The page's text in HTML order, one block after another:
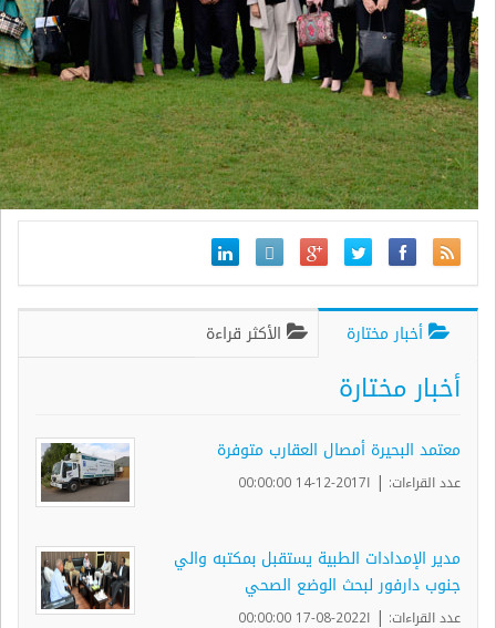
أخبار مختارة الأكثر قراءة
أخبار مختارة
معتمد البحيرة أمصال العقارب متوفرة
عدد القراءات: | ا2017-12-14 00:00:00
مدير الإمدادات الطبية يستقبل بمكتبه والي
جنوب دارفور لبحث الوضع الصحي
عدد القراءات: | ا2022-08-17 00:00:00